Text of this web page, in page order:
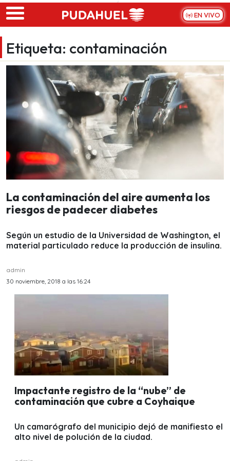
Skip to main content
EN VIVO
Etiqueta: contaminación
La contaminación del aire aumenta los
riesgos de padecer diabetes
Según un estudio de la Universidad de Washington, el
material particulado reduce la producción de insulina.
admin
30 noviembre, 2018 a las 16:24
Impactante registro de la “nube” de
contaminación que cubre a Coyhaique
Un camarógrafo del municipio dejó de manifiesto el
alto nivel de polución de la ciudad.